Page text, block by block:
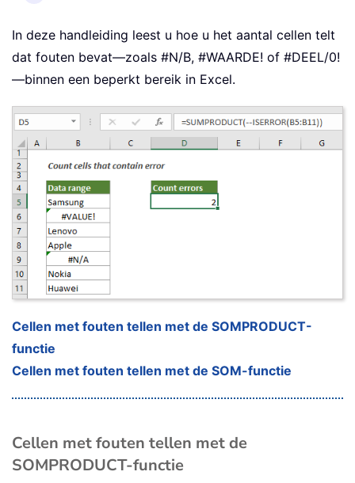
In deze handleiding leest u hoe u het aantal cellen telt
dat fouten bevat—zoals #N/B, #WAARDE! of #DEEL/0!
—binnen een beperkt bereik in Excel.
Cellen met fouten tellen met de SOMPRODUCT-
functie
Cellen met fouten tellen met de SOM-functie
Cellen met fouten tellen met de
SOMPRODUCT-functie